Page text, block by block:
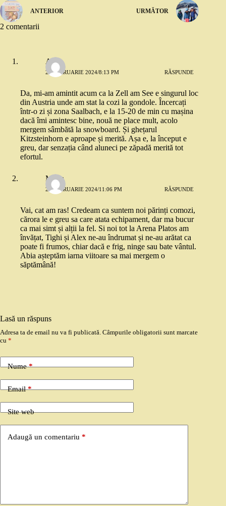
ANTERIOR URMĂTOR
2 comentarii
Alina
20 FEBRUARIE 2024/8:13 PM RĂSPUNDE
Da, mi-am amintit acum ca la Zell am See e singurul loc
din Austria unde am stat la cozi la gondole. Încercați
într-o zi și zona Saalbach, e la 15-20 de min cu mașina
dacă îmi amintesc bine, nouă ne place mult, acolo
mergem sâmbătă la snowboard. Și ghețarul
Kitzsteinhorn e aproape și merită. Așa e, la început e
greu, dar senzația când aluneci pe zăpadă merită tot
efortul.
Maria
20 FEBRUARIE 2024/11:06 PM RĂSPUNDE
Vai, cat am ras! Credeam ca suntem noi părinți comozi,
cărora le e greu sa care atata echipament, dar ma bucur
ca mai simt și alții la fel. Si noi tot la Arena Platos am
învățat, Tighi și Alex ne-au îndrumat și ne-au arătat ca
poate fi frumos, chiar dacă e frig, ninge sau bate vântul.
Abia așteptăm iarna viitoare sa mai mergem o
săptămână!
Lasă un răspuns
Adresa ta de email nu va fi publicată. Câmpurile obligatorii sunt marcate
cu *
Nume*
Email*
Site web
Adaugă un comentariu *